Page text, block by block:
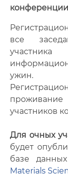
конференции
все
ужин.
участников
Для очных
будет
базе
Materials